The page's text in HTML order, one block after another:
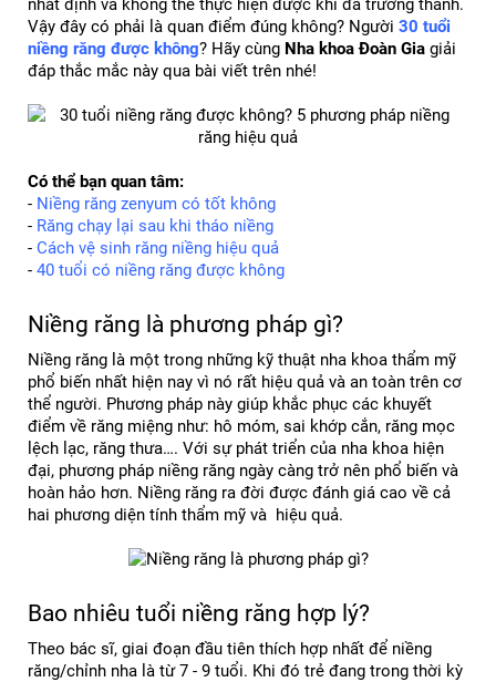
nhất định và không thể thực hiện được khi đã trưởng thành.
Vậy đây có phải là quan điểm đúng không? Người 30 tuổi
niềng răng được không? Hãy cùng Nha khoa Đoàn Gia giải
đáp thắc mắc này qua bài viết trên nhé!
Có thể bạn quan tâm:
- Niềng răng zenyum có tốt không
- Răng chạy lại sau khi tháo niềng
- Cách vệ sinh răng niềng hiệu quả
- 40 tuổi có niềng răng được không
Niềng răng là phương pháp gì?
Niềng răng là một trong những kỹ thuật nha khoa thẩm mỹ
phổ biến nhất hiện nay vì nó rất hiệu quả và an toàn trên cơ
thể người. Phương pháp này giúp khắc phục các khuyết
điểm về răng miệng như: hô móm, sai khớp cắn, răng mọc
lệch lạc, răng thưa…. Với sự phát triển của nha khoa hiện
đại, phương pháp niềng răng ngày càng trở nên phổ biến và
hoàn hảo hơn. Niềng răng ra đời được đánh giá cao về cả
hai phương diện tính thẩm mỹ và  hiệu quả.
Bao nhiêu tuổi niềng răng hợp lý?
Theo bác sĩ, giai đoạn đầu tiên thích hợp nhất để niềng
răng/chỉnh nha là từ 7 - 9 tuổi. Khi đó trẻ đang trong thời kỳ